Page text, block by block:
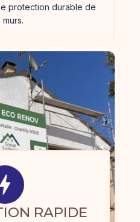
RAPIDE
protection durable de